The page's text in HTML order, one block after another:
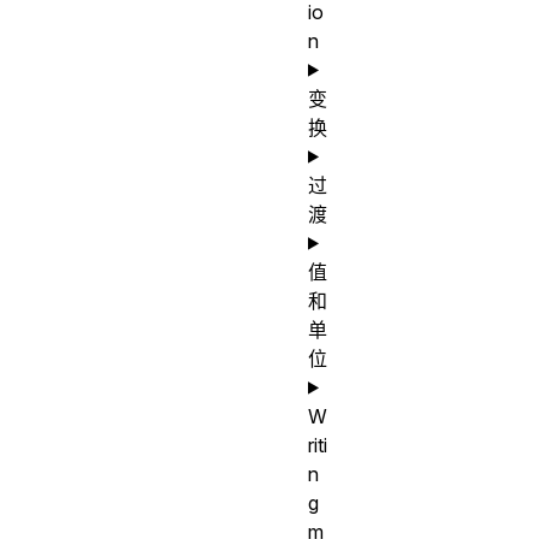
io
n
变
换
过
渡
值
和
单
位
W
riti
n
g
m